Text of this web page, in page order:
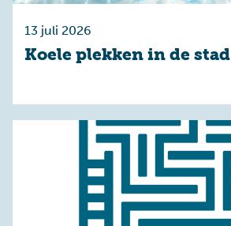
13 juli 2026
Koele plekken in de stad